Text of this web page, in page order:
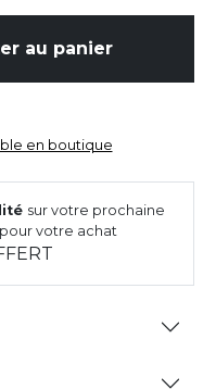
au panier
en boutique
sur votre prochaine
votre achat